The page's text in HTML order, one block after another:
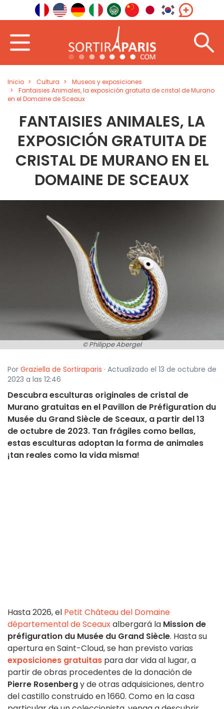
Inicio Cultura
Museos y exposiciones
Fantaisies Animales, la exposición gratuita de cristal de Murano
en el Domaine de Sceaux
FANTAISIES ANIMALES, LA
EXPOSICIÓN GRATUITA DE
CRISTAL DE MURANO EN EL
DOMAINE DE SCEAUX
© Philippe Abergel
Por Graziella de Sortiraparis · Actualizado el 13 de octubre de
2023 a las 12:46
Descubra esculturas originales de cristal de
Murano gratuitas en el Pavillon de Préfiguration du
Musée du Grand Siècle de Sceaux, a partir del 13
de octubre de 2023. Tan frágiles como bellas,
estas esculturas adoptan la forma de animales
¡tan reales como la vida misma!
Hasta 2026, el Petit Château del Domaine
départemental de Sceauxalbergará la Mission de
préfiguration du Musée du Grand Siècle. Hasta su
apertura en Saint-Cloud, se han previsto varias
exposiciones gratuitas para dar vida al lugar, a
partir de obras procedentes de la donación de
Pierre Rosenbergy de otras adquisiciones, dentro
del castillo construido en 1660. Como en la casa